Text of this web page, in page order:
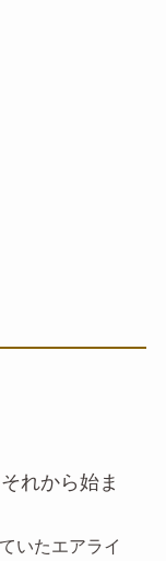
れから始ま
いたエアライ